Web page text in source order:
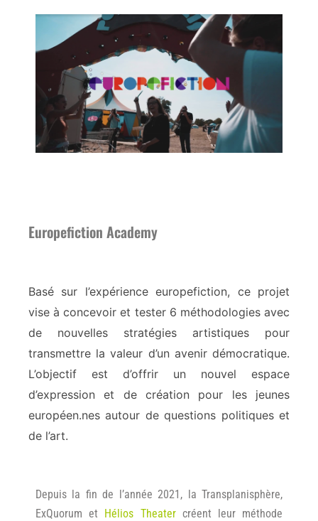
Europefiction Academy
Basé sur l’expérience europefiction, ce projet
vise à concevoir et tester 6 méthodologies avec
de nouvelles stratégies artistiques pour
transmettre la valeur d’un avenir démocratique.
L’objectif est d’offrir un nouvel espace
d’expression et de création pour les jeunes
européen.nes autour de questions politiques et
de l’art.
Depuis la fin de l’année 2021, la Transplanisphère,
ExQuorum et Hélios Theatercréent leur méthode